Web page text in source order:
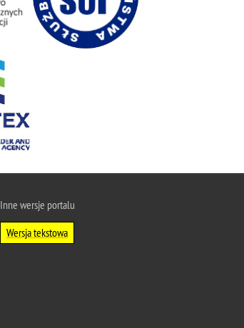
Inne wersje portalu
Wersja tekstowa